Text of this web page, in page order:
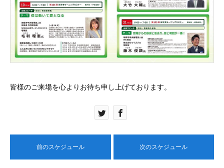
皆様のご来場を心よりお待ち申し上げております。
前のスケジュール 次のスケジュール